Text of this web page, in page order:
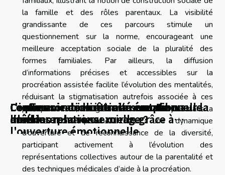
la famille et des rôles parentaux. La visibilité
grandissante de ces parcours stimule un
questionnement sur la norme, encourageant une
meilleure acceptation sociale de la pluralité des
formes familiales. Par ailleurs, la diffusion
d’informations précises et accessibles sur la
procréation assistée facilite l’évolution des mentalités,
réduisant la stigmatisation autrefois associée à ces
pratiques. Ainsi, l’intégration du don d’ovocytes dans la
société contemporaine traduit une dynamique
d’ouverture et de reconnaissance de la diversité,
participant activement à l’évolution des
représentations collectives autour de la parentalité et
des techniques médicales d’aide à la procréation.
Confier son bien-être au couple :
métamorphose ou mirage ?
Communication intime sans tabou
améliorer sa vie sexuelle grâce à
l'ouverture émotionnelle
L'influence de notre alimentation sur la
libido
Le pouvoir de l'intimité émotionnelle
dans les relations